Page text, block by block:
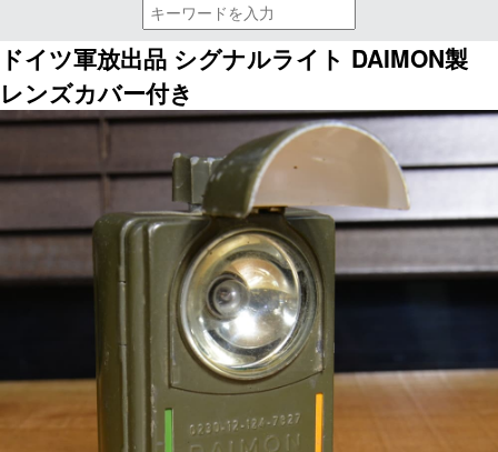
ドイツ軍放出品 シグナルライト DAIMON製
レンズカバー付き